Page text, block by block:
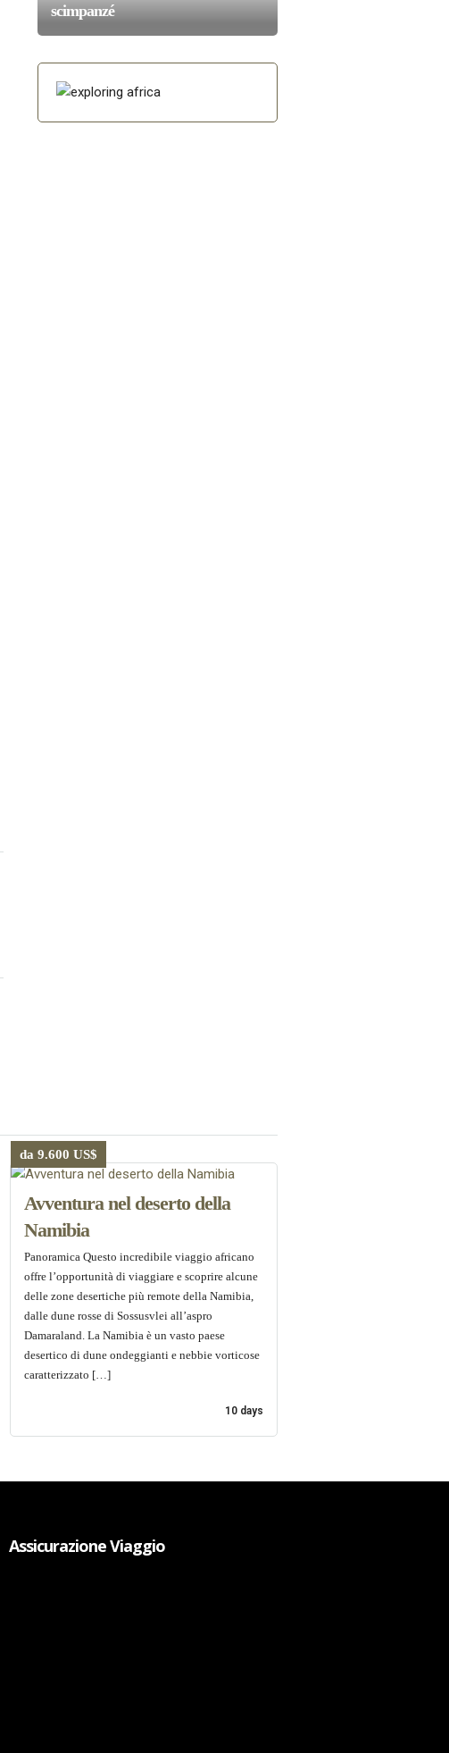
scimpanzé
da 9.600 US$
Avventura nel deserto della
Namibia
Panoramica Questo incredibile viaggio africano
offre l’opportunità di viaggiare e scoprire alcune
delle zone desertiche più remote della Namibia,
dalle dune rosse di Sossusvlei all’aspro
Damaraland. La Namibia è un vasto paese
desertico di dune ondeggianti e nebbie vorticose
caratterizzato […]
10 days
Assicurazione Viaggio